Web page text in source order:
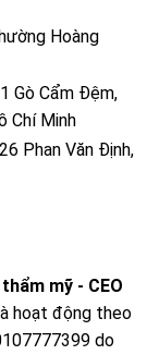
Hoàng
Gò Cẩm Đệm,
Chí Minh
Phan Văn Định,
mỹ - CEO
hoạt động theo
do